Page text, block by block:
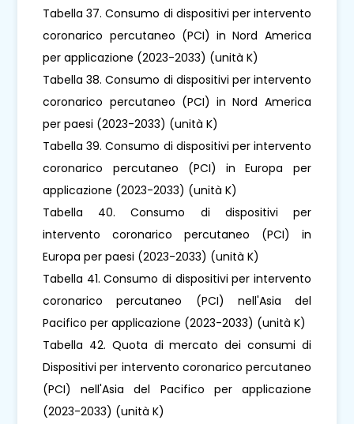
Tabella 37. Consumo di dispositivi per intervento
coronarico percutaneo (PCI) in Nord America
per applicazione (2023-2033) (unità K)
Tabella 38. Consumo di dispositivi per intervento
coronarico percutaneo (PCI) in Nord America
per paesi (2023-2033) (unità K)
Tabella 39. Consumo di dispositivi per intervento
coronarico percutaneo (PCI) in Europa per
applicazione (2023-2033) (unità K)
Tabella 40. Consumo di dispositivi per
intervento coronarico percutaneo (PCI) in
Europa per paesi (2023-2033) (unità K)
Tabella 41. Consumo di dispositivi per intervento
coronarico percutaneo (PCI) nell'Asia del
Pacifico per applicazione (2023-2033) (unità K)
Tabella 42. Quota di mercato dei consumi di
Dispositivi per intervento coronarico percutaneo
(PCI) nell'Asia del Pacifico per applicazione
(2023-2033) (unità K)